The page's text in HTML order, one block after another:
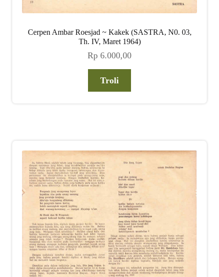
Cerpen Ambar Roesjad ~ Kakek (SASTRA, N0. 03,
Th. IV, Maret 1964)
Rp 6.000,00
Troli